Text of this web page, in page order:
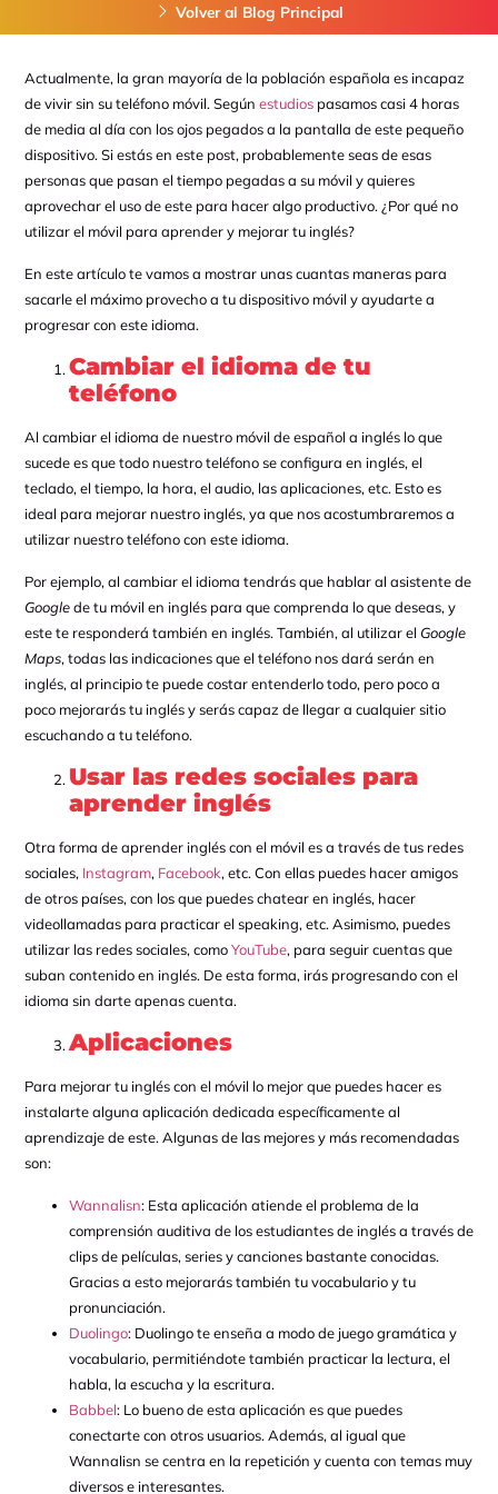
Volver al Blog Principal
Actualmente, la gran mayoría de la población española es incapaz
de vivir sin su teléfono móvil. Según estudiospasamos casi 4 horas
de media al día con los ojos pegados a la pantalla de este pequeño
dispositivo. Si estás en este post, probablemente seas de esas
personas que pasan el tiempo pegadas a su móvil y quieres
aprovechar el uso de este para hacer algo productivo. ¿Por qué no
utilizar el móvil para aprender y mejorar tu inglés?
En este artículo te vamos a mostrar unas cuantas maneras para
sacarle el máximo provecho a tu dispositivo móvil y ayudarte a
progresar con este idioma.
Cambiar el idioma de tu
teléfono
Al cambiar el idioma de nuestro móvil de español a inglés lo que
sucede es que todo nuestro teléfono se configura en inglés, el
teclado, el tiempo, la hora, el audio, las aplicaciones, etc. Esto es
ideal para mejorar nuestro inglés, ya que nos acostumbraremos a
utilizar nuestro teléfono con este idioma.
Por ejemplo, al cambiar el idioma tendrás que hablar al asistente de
Googlede tu móvil en inglés para que comprenda lo que deseas, y
este te responderá también en inglés. También, al utilizar el Google
Maps, todas las indicaciones que el teléfono nos dará serán en
inglés, al principio te puede costar entenderlo todo, pero poco a
poco mejorarás tu inglés y serás capaz de llegar a cualquier sitio
escuchando a tu teléfono.
Usar las redes sociales para
aprender inglés
Otra forma de aprender inglés con el móvil es a través de tus redes
sociales, Instagram, Facebook, etc. Con ellas puedes hacer amigos
de otros países, con los que puedes chatear en inglés, hacer
videollamadas para practicar el speaking, etc. Asimismo, puedes
utilizar las redes sociales, comoYouTube, para seguir cuentas que
suban contenido en inglés. De esta forma, irás progresando con el
idioma sin darte apenas cuenta.
Aplicaciones
Para mejorar tu inglés con el móvil lo mejor que puedes hacer es
instalarte alguna aplicación dedicada específicamente al
aprendizaje de este. Algunas de las mejores y más recomendadas
son:
Wannalisn: Esta aplicación atiende el problema de la
comprensión auditiva de los estudiantes de inglés a través de
clips de películas, series y canciones bastante conocidas.
Gracias a esto mejorarás también tu vocabulario y tu
pronunciación.
Duolingo: Duolingo te enseña a modo de juego gramática y
vocabulario, permitiéndote también practicar la lectura, el
habla, la escucha y la escritura.
Babbel: Lo bueno de esta aplicación es que puedes
conectarte con otros usuarios. Además, al igual que
Wannalisn se centra en la repetición y cuenta con temas muy
diversos e interesantes.